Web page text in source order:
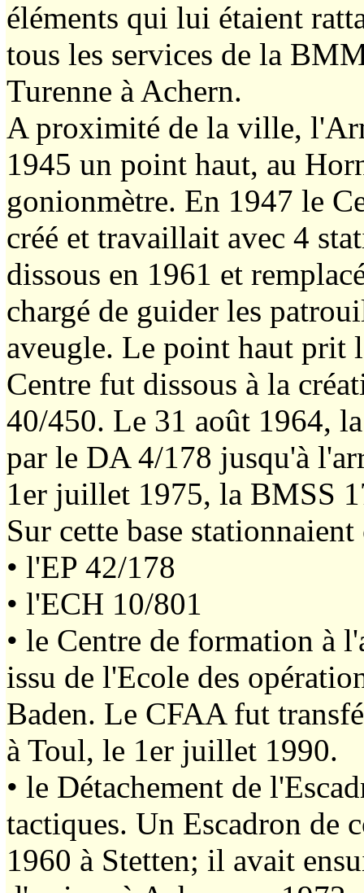
éléments qui lui étaient
tous les services de la
Turenne à Achern.
A proximité de la ville,
1945 un point haut, au
gonionmètre. En 1947 le
créé et travaillait avec 4
dissous en 1961 et
chargé de guider les
aveugle. Le point haut prit
Centre fut dissous à la
40/450. Le 31 août 1964,
par le DA 4/178 jusqu'à
1er juillet 1975, la BMSS
Sur cette base
• l'EP 42/178
• l'ECH 10/801
• le Centre de formation à
issu de l'Ecole des
Baden. Le CFAA fut
à Toul, le 1er juillet 1990.
• le Détachement de
tactiques. Un Escadron de
1960 à Stetten; il avait